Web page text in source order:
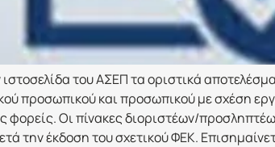
του ΑΣΕΠ τα οριστικά
προσωπικού και προσωπικού με σχέση
Οι πίνακες διοριστέων/
την έκδοση του σχετικού ΦΕΚ.